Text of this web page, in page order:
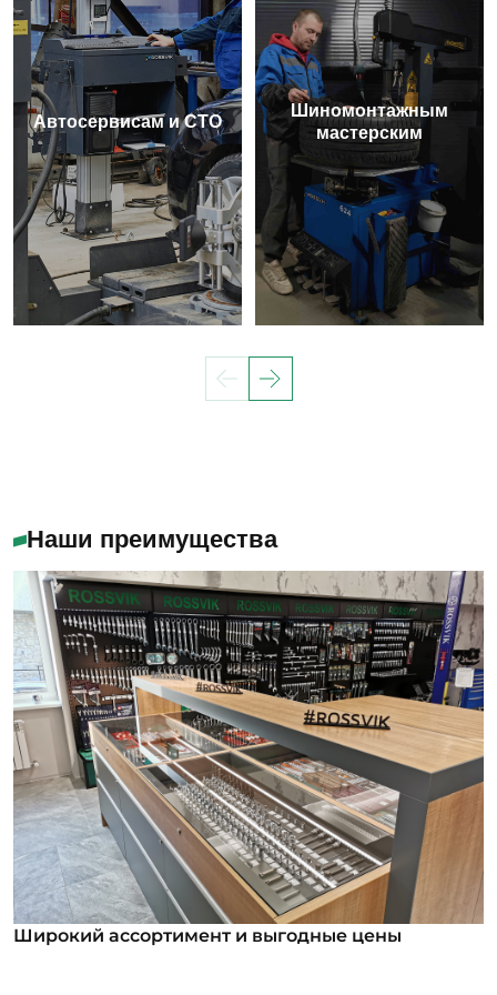
Автосервисам и СТО
Шиномонтажным
мастерским
Наши преимущества
Широкий ассортимент и выгодные цены